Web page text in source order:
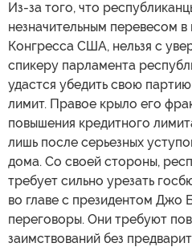
Из-за того, что
незначительным перевесом
Конгресса США, нельзя с
спикеру парламента
удастся убедить свою
лимит. Правое крыло его
повышения кредитного
лишь после серьезных
дома. Со своей стороны,
требует сильно урезать
во главе с президентом Джо
переговоры. Они требуют
заимствований без